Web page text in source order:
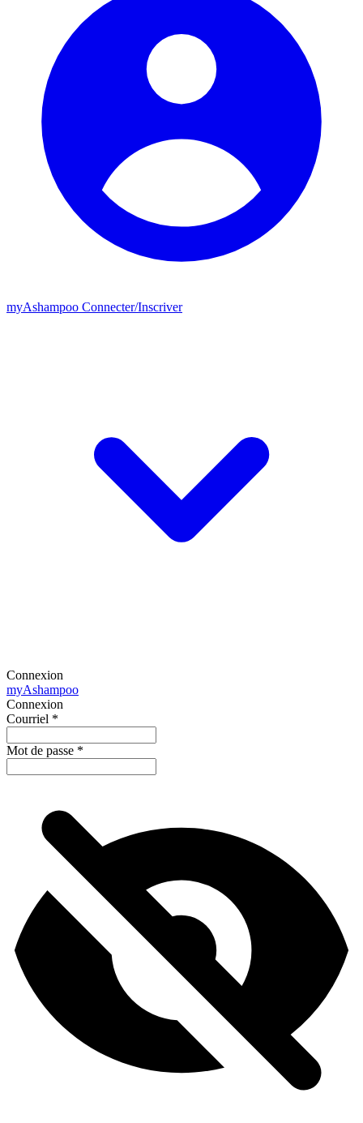
myAshampoo Connecter/Inscriver
Connexion
myAshampoo
Connexion
Courriel *
Mot de passe *